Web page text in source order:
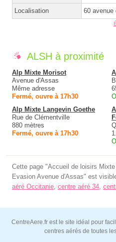
Localisation 60 avenue
ALSH à proximité
Alp Mixte Morisot
Avenue d'Assas
Même adresse
Fermé, ouvre à 17h30
Alp Mixte Langevin Goethe
Rue de Clémentville
880 mètres
Fermé, ouvre à 17h30
Cette page "Accueil de loisirs
Evasion Avenue d'Assas" est
aéré Occitanie, centre aéré 34,
CentreAere.fr est le site idéal pour
centres aérés de toutes